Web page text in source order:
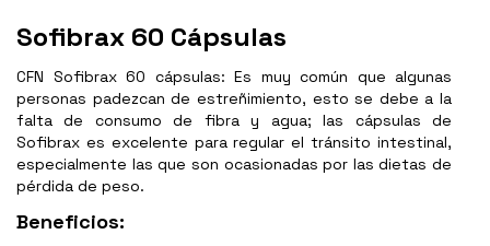
Sofibrax 60 Cápsulas
CFN Sofibrax 60 cápsulas: Es muy común que algunas
personas padezcan de estreñimiento, esto se debe a la
falta de consumo de fibra y agua; las cápsulas de
Sofibrax es excelente para regular el tránsito intestinal,
especialmente las que son ocasionadas por las dietas de
pérdida de peso.
Beneficios: